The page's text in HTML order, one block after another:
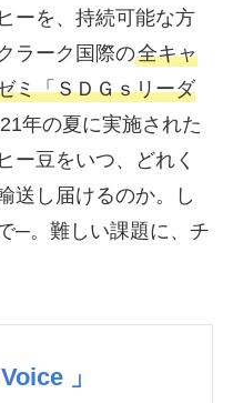
ーを、持続可能な方
ラーク国際の全キャ
ミ「ＳＤＧｓリーダ
年の夏に実施された
ー豆をいつ、どれく
送し届けるのか。し
─。難しい課題に、チ
」